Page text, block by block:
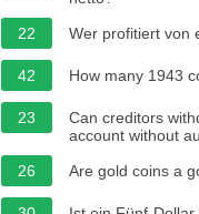
22
Wer profitiert von
42 How many 1943
23
Can creditors
account without
26
Are gold coins a